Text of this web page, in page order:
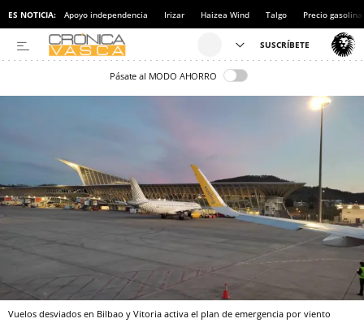
ES NOTICIA: Apoyo independencia Irizar Haizea Wind Talgo Precio gasolina
Pásate al MODO AHORRO
Vuelos desviados en Bilbao y Vitoria activa el plan de emergencia por viento